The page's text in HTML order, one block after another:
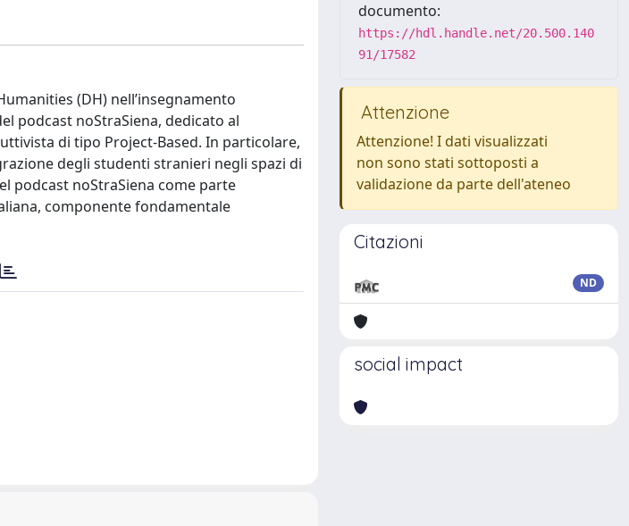
(DH) nell’insegnamento
podcast noStraSiena, dedicato al
di tipo Project-Based. In particolare,
degli studenti stranieri negli spazi di
podcast noStraSiena come parte
componente fondamentale
documento:
https://hdl.handle.net/20.500.140
91/17582
Attenzione
Attenzione! I dati visualizzati
non sono stati sottoposti a
validazione da parte dell'ateneo
Citazioni
ND
social impact